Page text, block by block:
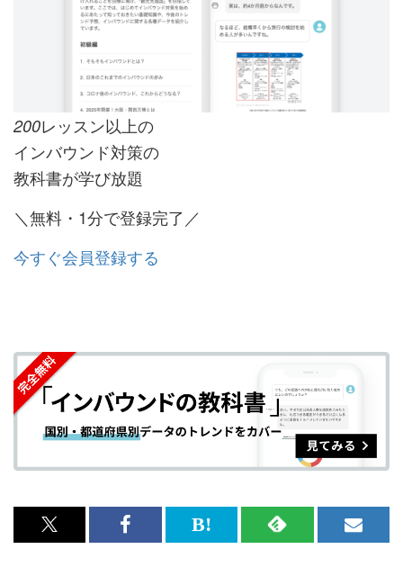
200レッスン以上の
インバウンド対策の
教科書が学び放題
＼無料・1分で登録完了／
今すぐ会員登録する
x<br>
Facebook<br>
は
RSS
メ